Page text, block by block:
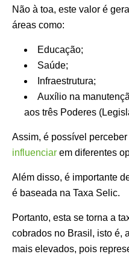
Não à toa, este valor é
áreas como:
Educação;
Saúde;
Infraestrutura;
Auxílio na
aos três Poderes
Assim, é possível
influenciar em diferentes
Além disso, é importante
é baseada na Taxa Selic.
Portanto, esta se torna a
cobrados no Brasil, isto é,
mais elevados, pois